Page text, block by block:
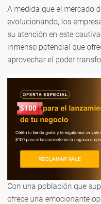
A medida que el mercado
evolucionando, los
su atención en este
inmenso potencial que
aprovechar el poder
Con una población que
ofrece una emocionante